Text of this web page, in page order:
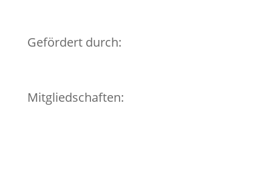
Gefördert durch:
Mitgliedschaften: